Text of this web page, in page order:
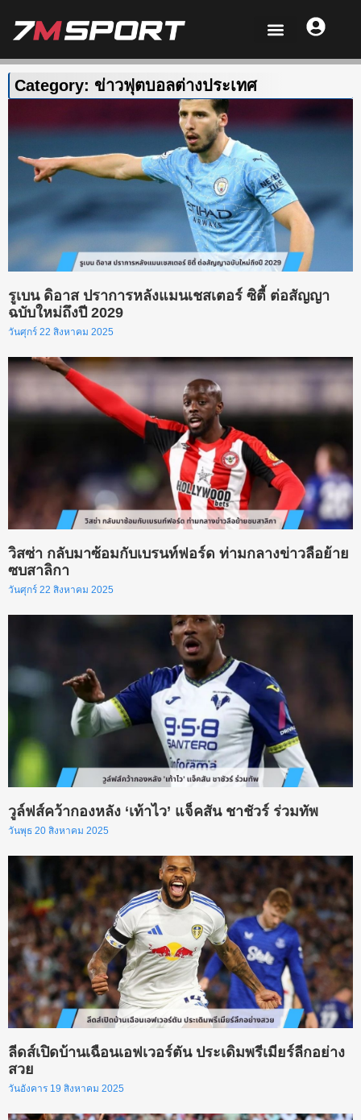
Category: ข่าวฟุตบอลต่างประเทศ
รูเบน ดิอาส ปราการหลังแมนเชสเตอร์ ซิตี้ ต่อสัญญา
ฉบับใหม่ถึงปี 2029
วันศุกร์ 22 สิงหาคม 2025
วิสซ่า กลับมาซ้อมกับเบรนท์ฟอร์ด ท่ามกลางข่าวลือย้าย
ซบสาลิกา
วันศุกร์ 22 สิงหาคม 2025
วูล์ฟส์คว้ากองหลัง ‘เท้าไว’ แจ็คสัน ชาชัวร์ ร่วมทัพ
วันพุธ 20 สิงหาคม 2025
ลีดส์เปิดบ้านเฉือนเอฟเวอร์ตัน ประเดิมพรีเมียร์ลีกอย่าง
สวย
วันอังคาร 19 สิงหาคม 2025